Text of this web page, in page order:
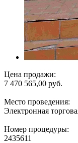
Цена продажи:
7 470 565,00 руб.
Место проведения:
Электронная
Номер процедуры:
2435611